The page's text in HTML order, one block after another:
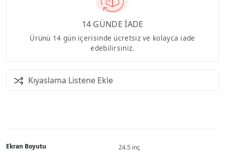
14 GÜNDE İADE
Ürünü 14 gün içerisinde ücretsiz ve kolayca iade
edebilirsiniz.
Kıyaslama Listene Ekle
Ekran Boyutu
24.5 inç